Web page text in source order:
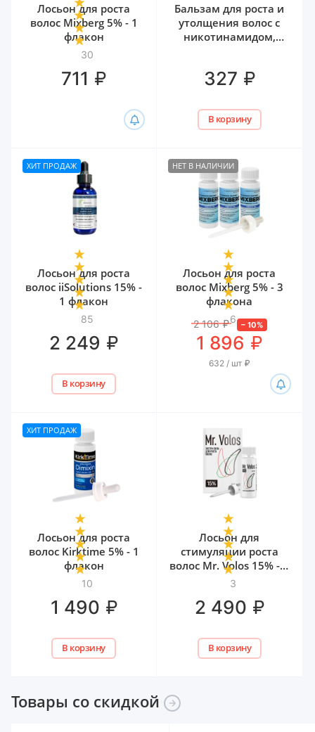
30
Лосьон для роста
волос Mixberg 5% - 1
флакон
711 ₽
Бальзам для роста и
утолщения волос с
никотинамидом,
300 мл
327 ₽
В корзину
ХИТ ПРОДАЖ
85
Лосьон для роста
волос iiSolutions 15% -
1 флакон
2 249 ₽
В корзину
НЕТ В НАЛИЧИИ
6
Лосьон для роста
волос Mixberg 5% - 3
флакона
2 106 ₽ –10%
1 896 ₽
632 / шт ₽
ХИТ ПРОДАЖ
10
Лосьон для роста
волос Kirktime 5% - 1
флакон
1 490 ₽
В корзину
3
Лосьон для
стимуляции роста
волос Mr. Volos 15% - 1
флакон
2 490 ₽
В корзину
Товары со скидкой